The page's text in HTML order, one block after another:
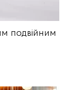
подвійним